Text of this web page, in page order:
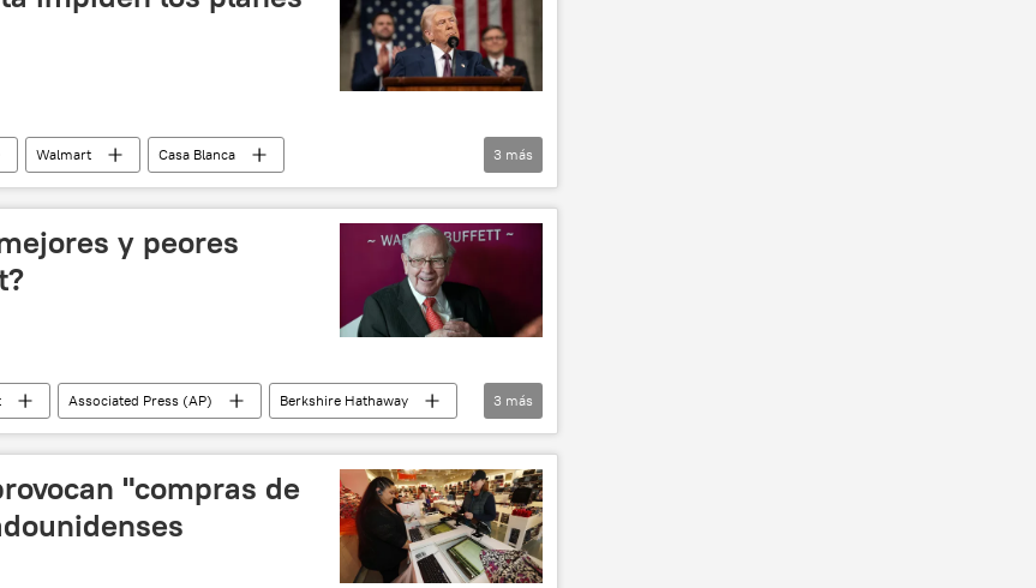
Walmart
Casa Blanca
Economía
3 más
y peores
Associated Press (AP)
Berkshire Hathaway
y finanzas
3 más
"compras de